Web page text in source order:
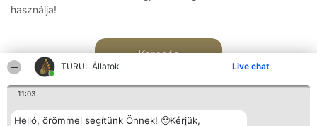
TURUL Állatok Live chat
11:03
Helló, örömmel segítünk Önnek! 🙂Kérjük,
használja!
Keresés